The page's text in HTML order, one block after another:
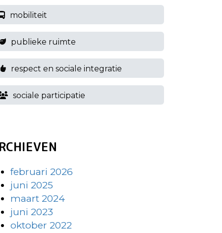
mobiliteit
publieke ruimte
respect en sociale integratie
sociale participatie
februari 2026
juni 2025
maart 2024
juni 2023
oktober 2022